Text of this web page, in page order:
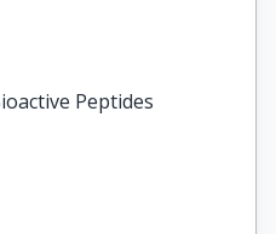
Peptides